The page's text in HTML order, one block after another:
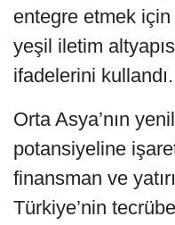
entegre etmek
yeşil iletim
ifadelerini kullandı.
Orta Asya’nın
potansiyeline
finansman ve
Türkiye’nin